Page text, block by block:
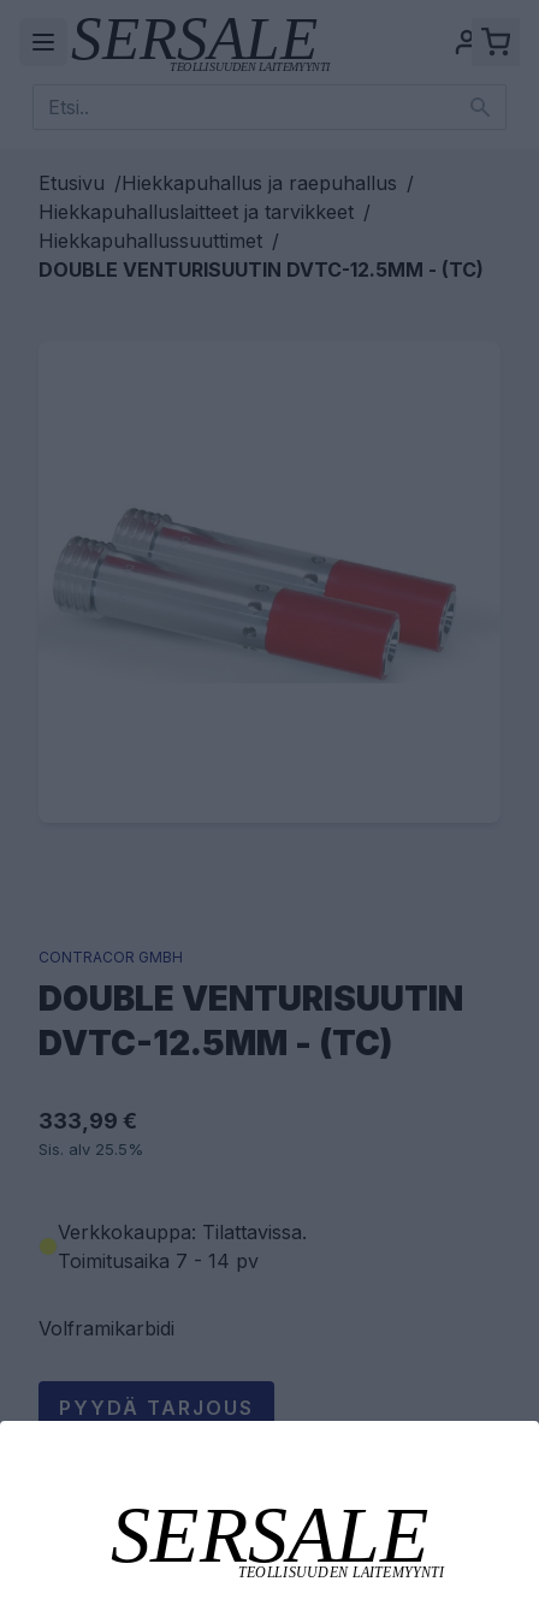
Etusivu /Hiekkapuhallus ja raepuhallus /
Hiekkapuhalluslaitteet ja tarvikkeet /
Hiekkapuhallussuuttimet /
DOUBLE VENTURISUUTIN DVTC-12.5MM - (TC)
CONTRACOR GMBH
DOUBLE VENTURISUUTIN
DVTC-12.5MM - (TC)
333,99 €
Sis. alv 25.5%
Verkkokauppa: Tilattavissa.
Toimitusaika 7 - 14 pv
Volframikarbidi
PYYDÄ TARJOUS
LISÄÄ OSTOSKORIIN